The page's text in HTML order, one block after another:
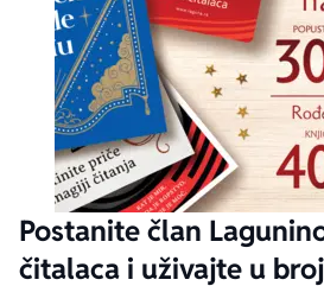
Postanite član
čitalaca i uživajte u